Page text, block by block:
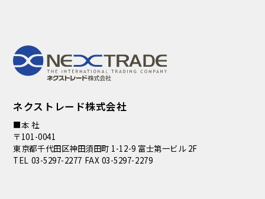
ネクストレード株式会社
■本 社
〒101-0041
東京都千代田区神田須田町 1-12-9 富士第一ビル 2F
TEL 03-5297-2277 FAX 03-5297-2279